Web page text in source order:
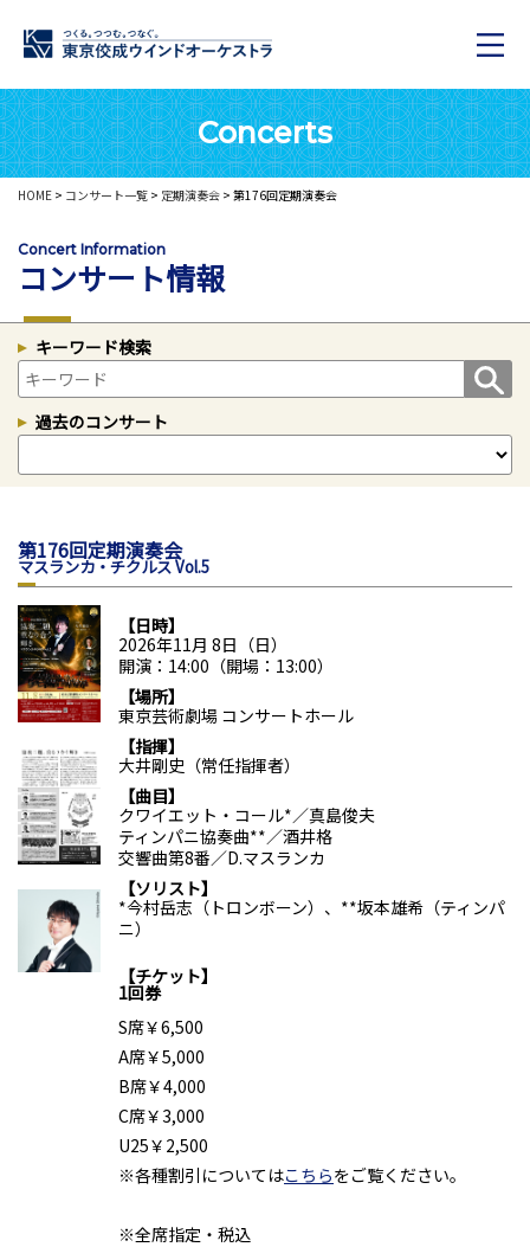
Concerts
HOME > コンサート一覧 > 定期演奏会 > 第176回定期演奏会
Concert Information
コンサート情報
キーワード検索
過去のコンサート
第176回定期演奏会
マスランカ・チクルス Vol.5
日時
2026年11月 8日（日）
開演：14:00（開場：13:00）
場所
東京芸術劇場 コンサートホール
指揮
大井剛史（常任指揮者）
曲目
クワイエット・コール*／真島俊夫
ティンパニ協奏曲**／酒井格
交響曲第8番／D.マスランカ
ソリスト
*今村岳志（トロンボーン）、**坂本雄希（ティンパ
ニ）
チケット
1回券
S席￥6,500
A席￥5,000
B席￥4,000
C席￥3,000
U25￥2,500
※各種割引についてはこちらをご覧ください。
※全席指定・税込